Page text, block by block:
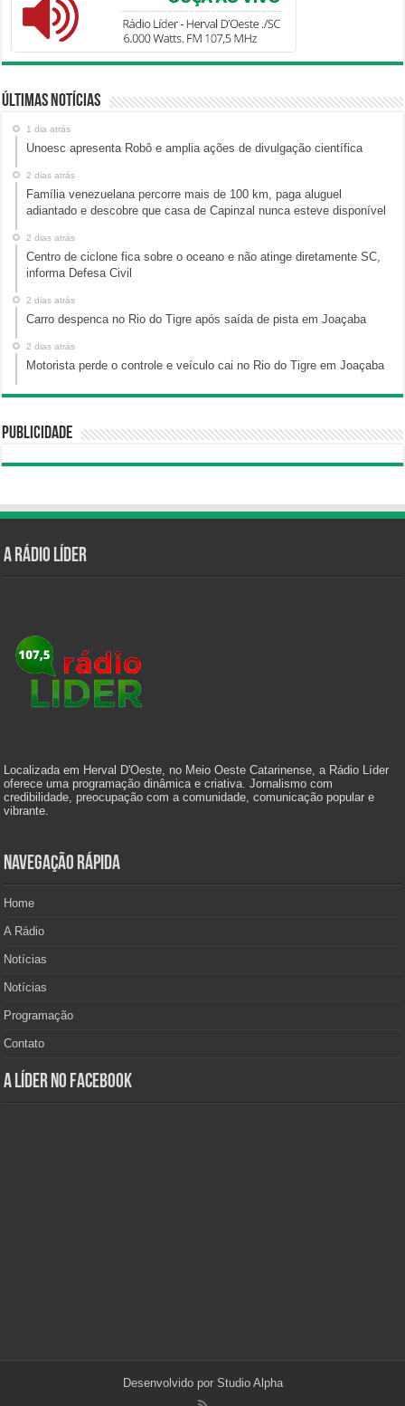
Últimas Notícias
1 dia atrás
Unoesc apresenta Robô e amplia ações de divulgação científica
2 dias atrás
Família venezuelana percorre mais de 100 km, paga aluguel
adiantado e descobre que casa de Capinzal nunca esteve disponível
2 dias atrás
Centro de ciclone fica sobre o oceano e não atinge diretamente SC,
informa Defesa Civil
2 dias atrás
Carro despenca no Rio do Tigre após saída de pista em Joaçaba
2 dias atrás
Motorista perde o controle e veículo cai no Rio do Tigre em Joaçaba
Publicidade
A Rádio Líder
Localizada em Herval D'Oeste, no Meio Oeste Catarinense, a Rádio Líder
oferece uma programação dinâmica e criativa. Jornalismo com
credibilidade, preocupação com a comunidade, comunicação popular e
vibrante.
Navegação Rápida
Home
A Rádio
Notícias
Notícias
Programação
Contato
A Líder no Facebook
Desenvolvido por Studio Alpha